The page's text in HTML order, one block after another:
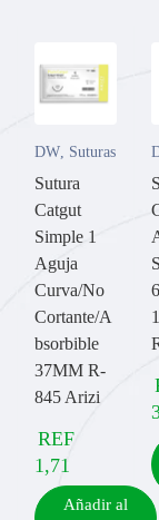
DW Suturas
Sutura
Catgut
Simple 1
Aguja
Curva/No
Cortante/A
bsorbible
37MM R-
845 Arizi
REF
1,71
Añadir al